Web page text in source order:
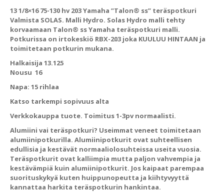
13 1/8×16 75-130 hv 203 Yamaha ”Talon® ss” teräspotkuri
Valmista SOLAS. Malli Hydro. Solas Hydro malli tehty
korvaamaan Talon® ss Yamaha teräspotkuri malli.
Potkurissa on irtokeskiö RBX-203 joka KUULUU HINTAAN ja
toimitetaan potkurin mukana.
Halkaisija 13.125
Nousu 16
Napa: 15 rihlaa
Katso tarkempi sopivuus alta
Verkkokauppa tuote. Toimitus 1-3pv normaalisti.
Alumiini vai teräspotkuri? Useimmat veneet toimitetaan
alumiinipotkurilla. Alumiinipotkurit ovat suhteellisen
edullisia ja kestävät normaaliolosuhteissa useita vuosia.
Teräspotkurit ovat kalliimpia mutta paljon vahvempia ja
kestävämpiä kuin alumiinipotkurit. Jos kaipaat parempaa
suorituskykyä kuten huippunopeutta ja kiihtyvyyttä
kannattaa harkita teräspotkurin hankintaa.